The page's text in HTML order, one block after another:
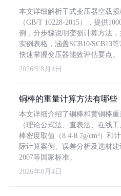
本文详细解析干式变压器空载
（GB/T 10228-2015），提供
例，分步骤说明变损计算方法
实例表格，涵盖SCB10/SCB13
快速掌握变压器能效评估要点。
2026年8月4日
铜棒的重量计算方法有哪些
本文详细介绍了铜棒和黄铜棒
（理论公式法、查表法、在线
棒密度取值（8.4-8.7g/cm³）和
际计算案例、误差分析及选材
2007等国家标准。
2026年8月4日